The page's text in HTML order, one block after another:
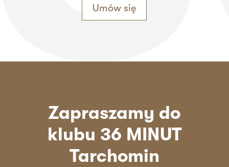
Umów się
Zapraszamy do
klubu 36 MINUT
Tarchomin